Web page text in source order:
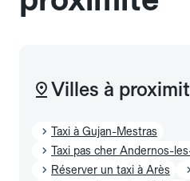
Villes à
Taxi à Gujan-Mestras
Taxi pas cher Andernos-
Réserver un taxi à Arès